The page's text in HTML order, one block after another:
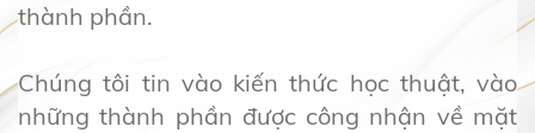
thành phần.
Chúng tôi tin vào kiến thức học thuật, vào
những thành phần được công nhận về mặt